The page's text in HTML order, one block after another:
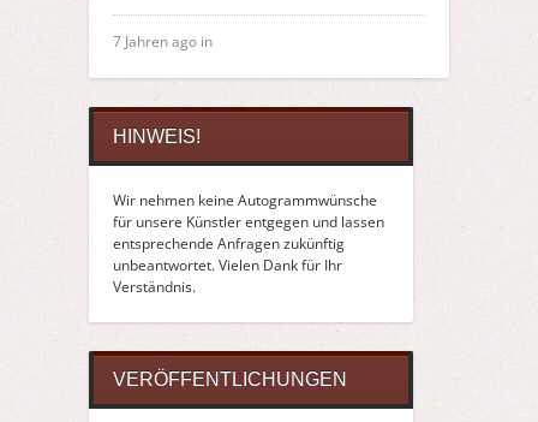
7 Jahren ago in
HINWEIS!
Wir nehmen keine Autogrammwünsche
für unsere Künstler entgegen und lassen
entsprechende Anfragen zukünftig
unbeantwortet. Vielen Dank für Ihr
Verständnis.
VERÖFFENTLICHUNGEN